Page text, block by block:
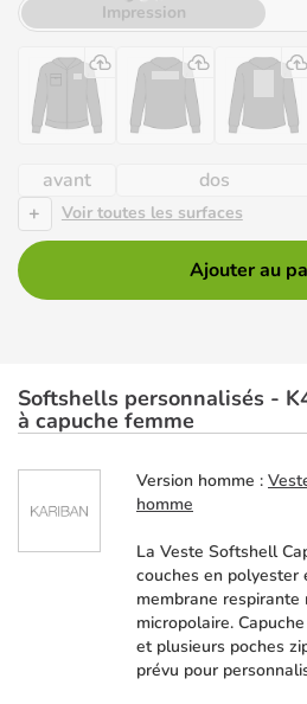
Impression
avant
dos
+
Voir toutes les surfaces
Ajouter au
Softshells personnalisés - K414 - Veste softshell
à capuche femme
Version homme :
homme
La Veste Softshell
couches en polyester
membrane
micropolaire.
et plusieurs poches
prévu pour